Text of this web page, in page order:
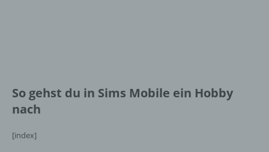
So gehst du in Sims Mobile ein Hobby
nach
[index]